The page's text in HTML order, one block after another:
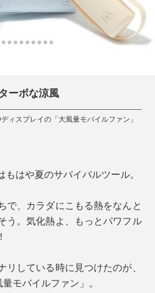
ーボな涼風
ィスプレイの「大風量モバイルファン」
はや夏のサバイバルツール。
で、カラダにこもる熱をなんと
う。気化熱よ、もっとパワフル
している時に見つけたのが、
モバイルファン」。